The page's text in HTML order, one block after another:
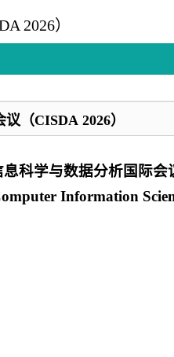
2026）
（CISDA 2026）
科学与数据分析国际会
Information